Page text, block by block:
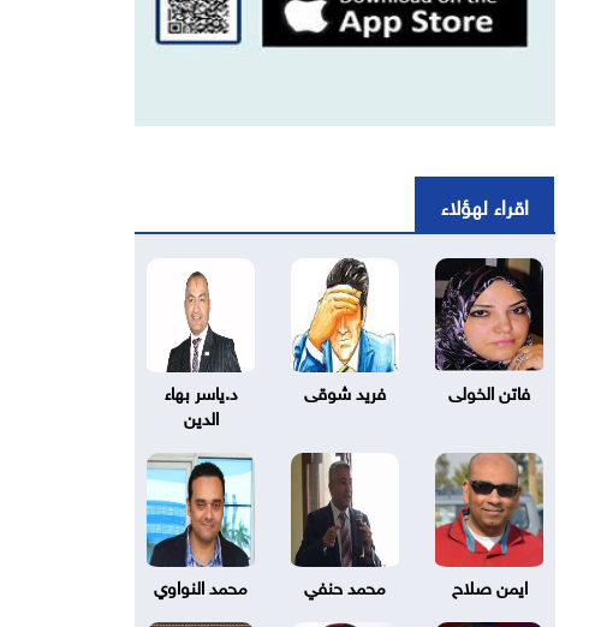
اقراء لهؤلاء
فاتن الخولى فريد شوقى
د.ياسر بهاء
الدين
ايمن صلاح محمد حنفي محمد النواوي